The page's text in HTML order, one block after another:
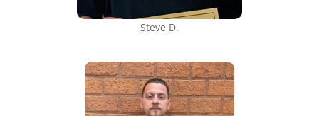
Steve D.